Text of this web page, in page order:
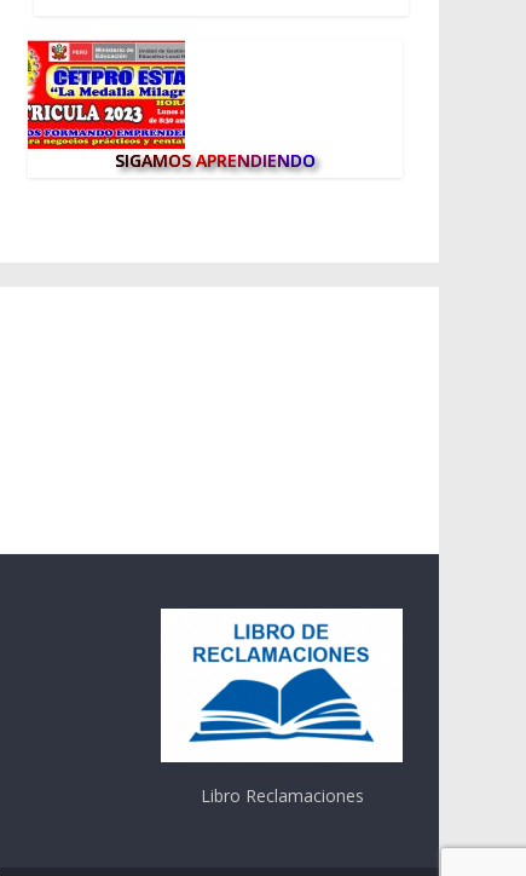
SIGAMOS APRENDIENDO
Libro Reclamaciones